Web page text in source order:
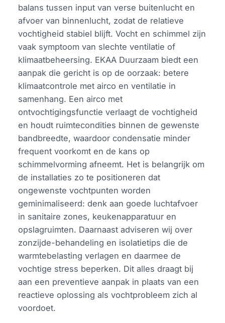
balans tussen input van verse buitenlucht en
afvoer van binnenlucht, zodat de relatieve
vochtigheid stabiel blijft. Vocht en schimmel zijn
vaak symptoom van slechte ventilatie of
klimaatbeheersing. EKAA Duurzaam biedt een
aanpak die gericht is op de oorzaak: betere
klimaatcontrole met airco en ventilatie in
samenhang. Een airco met
ontvochtigingsfunctie verlaagt de vochtigheid
en houdt ruimtecondities binnen de gewenste
bandbreedte, waardoor condensatie minder
frequent voorkomt en de kans op
schimmelvorming afneemt. Het is belangrijk om
de installaties zo te positioneren dat
ongewenste vochtpunten worden
geminimaliseerd: denk aan goede luchtafvoer
in sanitaire zones, keukenapparatuur en
opslagruimten. Daarnaast adviseren wij over
zonzijde-behandeling en isolatietips die de
warmtebelasting verlagen en daarmee de
vochtige stress beperken. Dit alles draagt bij
aan een preventieve aanpak in plaats van een
reactieve oplossing als vochtprobleem zich al
voordoet.